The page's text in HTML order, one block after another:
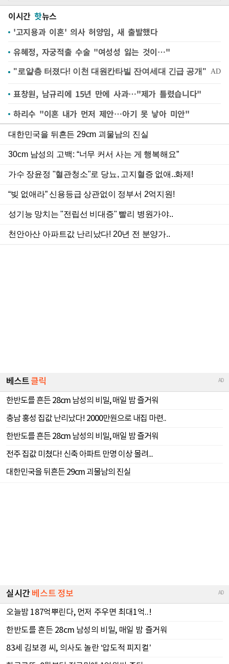
이시간 핫뉴스
'고지용과 이혼' 의사 허양임, 새 출발했다
유혜정, 자궁적출 수술 "여성성 잃는 것이…"
표창원, 남규리에 15년 만에 사과…"제가 틀렸습니다"
하리수 "이혼 내가 먼저 제안…아기 못 낳아 미안"